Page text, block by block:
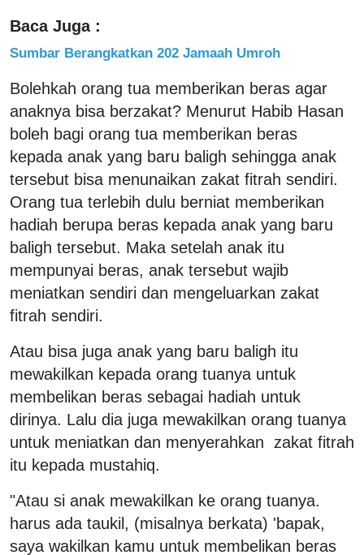
Baca Juga :
Sumbar Berangkatkan 202 Jamaah Umroh
Bolehkah orang tua memberikan beras agar
anaknya bisa berzakat? Menurut Habib Hasan
boleh bagi orang tua memberikan beras
kepada anak yang baru baligh sehingga anak
tersebut bisa menunaikan zakat fitrah sendiri.
Orang tua terlebih dulu berniat memberikan
hadiah berupa beras kepada anak yang baru
baligh tersebut. Maka setelah anak itu
mempunyai beras, anak tersebut wajib
meniatkan sendiri dan mengeluarkan zakat
fitrah sendiri.
Atau bisa juga anak yang baru baligh itu
mewakilkan kepada orang tuanya untuk
membelikan beras sebagai hadiah untuk
dirinya. Lalu dia juga mewakilkan orang tuanya
untuk meniatkan dan menyerahkan zakat fitrah
itu kepada mustahiq.
"Atau si anak mewakilkan ke orang tuanya.
harus ada taukil, (misalnya berkata) 'bapak,
saya wakilkan kamu untuk membelikan beras